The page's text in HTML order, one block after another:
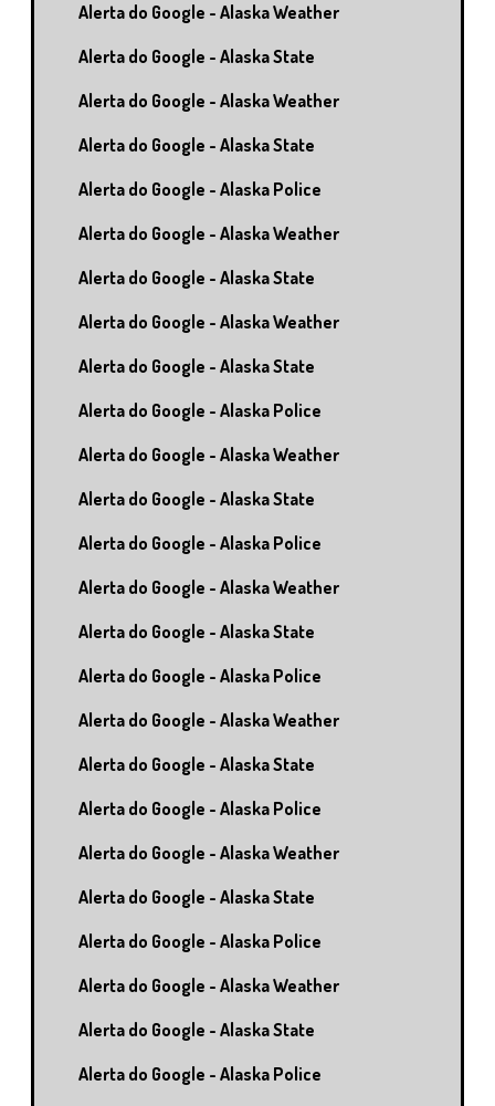
Alerta do Google - Alaska Weather
Alerta do Google - Alaska State
Alerta do Google - Alaska Weather
Alerta do Google - Alaska State
Alerta do Google - Alaska Police
Alerta do Google - Alaska Weather
Alerta do Google - Alaska State
Alerta do Google - Alaska Weather
Alerta do Google - Alaska State
Alerta do Google - Alaska Police
Alerta do Google - Alaska Weather
Alerta do Google - Alaska State
Alerta do Google - Alaska Police
Alerta do Google - Alaska Weather
Alerta do Google - Alaska State
Alerta do Google - Alaska Police
Alerta do Google - Alaska Weather
Alerta do Google - Alaska State
Alerta do Google - Alaska Police
Alerta do Google - Alaska Weather
Alerta do Google - Alaska State
Alerta do Google - Alaska Police
Alerta do Google - Alaska Weather
Alerta do Google - Alaska State
Alerta do Google - Alaska Police